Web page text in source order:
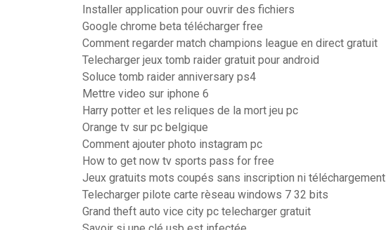
Installer application pour ouvrir des fichiers
Google chrome beta télécharger free
Comment regarder match champions league en direct gratuit
Telecharger jeux tomb raider gratuit pour android
Soluce tomb raider anniversary ps4
Mettre video sur iphone 6
Harry potter et les reliques de la mort jeu pc
Orange tv sur pc belgique
Comment ajouter photo instagram pc
How to get now tv sports pass for free
Jeux gratuits mots coupés sans inscription ni téléchargement
Telecharger pilote carte rèseau windows 7 32 bits
Grand theft auto vice city pc telecharger gratuit